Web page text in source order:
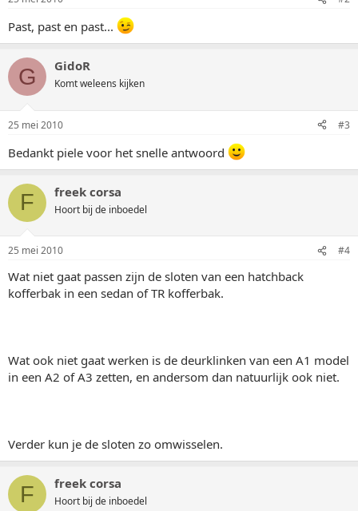
Past, past en past...
G GidoR
Komt weleens kijken
25 mei 2010 #3
Bedankt piele voor het snelle antwoord
F freek corsa
Hoort bij de inboedel
25 mei 2010 #4
Wat niet gaat passen zijn de sloten van een hatchback
kofferbak in een sedan of TR kofferbak.
Wat ook niet gaat werken is de deurklinken van een A1 model
in een A2 of A3 zetten, en andersom dan natuurlijk ook niet.
Verder kun je de sloten zo omwisselen.
F freek corsa
Hoort bij de inboedel